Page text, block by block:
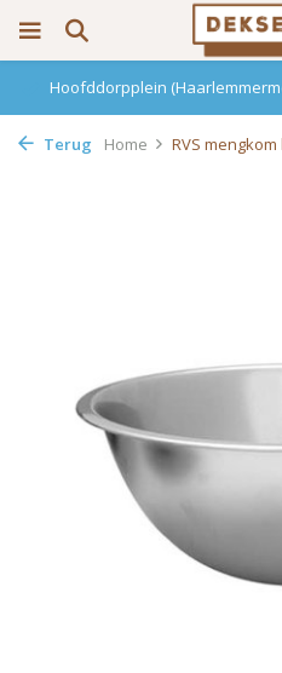
Hoofddorpplein
Terug Home RVS